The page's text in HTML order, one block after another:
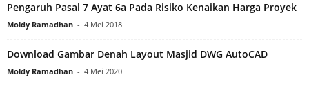
Pengaruh Pasal 7 Ayat 6a Pada Risiko Kenaikan Harga Proyek
Moldy Ramadhan - 4 Mei 2018
Download Gambar Denah Layout Masjid DWG AutoCAD
Moldy Ramadhan - 4 Mei 2020